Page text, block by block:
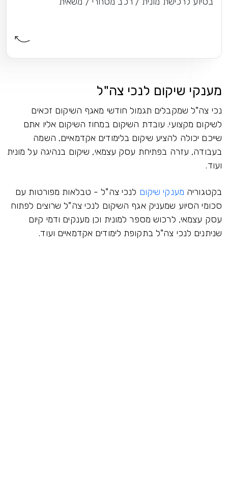
מענקי שיקום לנכי צה"ל
נכי צה"ל שמקבלים תגמול חודשי מאגף השיקום זכאים
לשיקום מקצועי. עובדת השיקום במחוז השיקום אליו אתם
שייכם יכולה להציע שיקום בלימודים אקדמאיים, השמה
בעבודה, עזרה בפתיחת עסק עצמאי, שיקום בנהיגה על מונית
ועוד.
בקטגוריה מענקי שיקום לנכי צה"ל - טבלאות מפורטות עם
סכומי הסיוע שמעניק אגף השיקום לנכי צה"ל שרוצים לפתוח
עסק עצמאי, לרכוש מספר למונית וכן מענקים ודמי קיום
שניתנים לנכי צה"ל בתקופת לימודים אקדמאיים ועוד.